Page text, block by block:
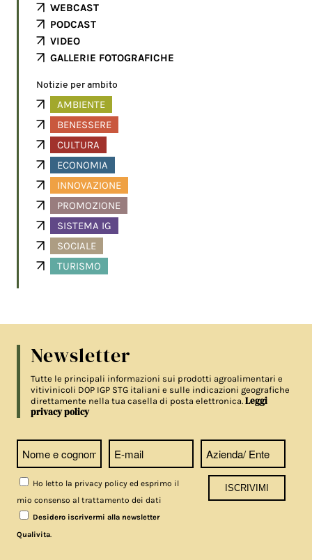
WEBCAST
PODCAST
VIDEO
GALLERIE FOTOGRAFICHE
Notizie per ambito
AMBIENTE
BENESSERE
CULTURA
ECONOMIA
INNOVAZIONE
PROMOZIONE
SISTEMA IG
SOCIALE
TURISMO
Newsletter
Tutte le principali informazioni sui prodotti agroalimentari e
vitivinicoli DOP IGP STG italiani e sulle indicazioni geografiche
direttamente nella tua casella di posta elettronica.Leggi
privacy policy
Ho letto la privacy policy ed esprimo il
mio consenso al trattamento dei dati
Desidero iscrivermi alla newsletter
Qualivita.